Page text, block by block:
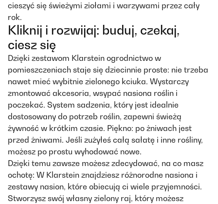
cieszyć się świeżymi ziołami i warzywami przez cały
rok.
Kliknij i rozwijaj: buduj, czekaj,
ciesz się
Dzięki zestawom Klarstein ogrodnictwo w
pomieszczeniach staje się dziecinnie proste: nie trzeba
nawet mieć wybitnie zielonego kciuka. Wystarczy
zmontować akcesoria, wsypać nasiona roślin i
poczekać. System sadzenia, który jest idealnie
dostosowany do potrzeb roślin, zapewni świeżą
żywność w krótkim czasie. Piękno: po żniwach jest
przed żniwami. Jeśli zużyłeś całą sałatę i inne rośliny,
możesz po prostu wyhodować nowe.
Dzięki temu zawsze możesz zdecydować, na co masz
ochotę: W Klarstein znajdziesz różnorodne nasiona i
zestawy nasion, które obiecują ci wiele przyjemności.
Stworzysz swój własny zielony raj, który możesz